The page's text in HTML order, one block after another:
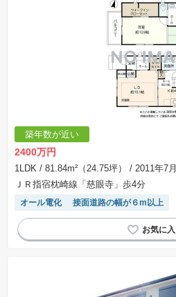
築年数が近い
2400万円
1LDK / 81.84m²（24.75坪）
/ 2011年7月
ＪＲ指宿枕崎線「慈眼寺」歩4分
オール電化 接面道路の幅が６m以上